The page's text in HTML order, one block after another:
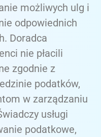
możliwych ulg i
odpowiednich
Doradca
nie płacili
zgodnie z
podatków,
w zarządzaniu
usługi
podatkowe,